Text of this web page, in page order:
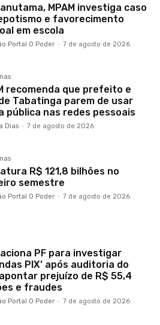
MPAM investiga caso
e favorecimento
em escola
Portal O Poder - 7 de agosto de 2026
recomenda que prefeito e
Tabatinga parem de usar
pública nas redes pessoais
Dias - 7 de agosto de 2026
R$ 121,8 bilhões no
semestre
Portal O Poder - 7 de agosto de 2026
aciona PF para investigar
PIX’ após auditoria do
prejuízo de R$ 55,4
e fraudes
Portal O Poder - 7 de agosto de 2026